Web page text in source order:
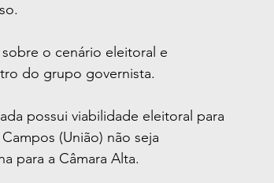
o cenário eleitoral e
do grupo governista.
possui viabilidade eleitoral para
(União) não seja
para a Câmara Alta.